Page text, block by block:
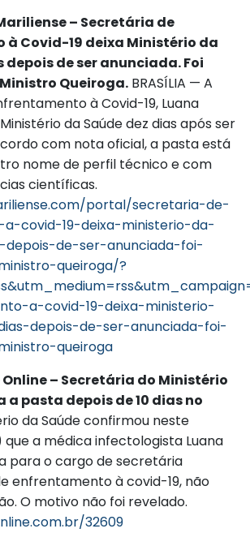
– Secretária de
à Covid-19 deixa Ministério da
depois de ser anunciada. Foi
Queiroga. BRASÍLIA — A
à Covid-19, Luana
da Saúde dez dias após ser
com nota oficial, a pasta está
nome de perfil técnico e com
científicas.
portal/secretaria-de-
covid-19-deixa-ministerio-da-
depois-de-ser-anunciada-foi-
queiroga/?
a-covid-19-deixa-ministerio-
depois-de-ser-anunciada-foi-
queiroga
Online – Secretária do Ministério
a pasta depois de 10 dias no
da Saúde confirmou neste
que a médica infectologista Luana
para o cargo de secretária
enfrentamento à covid-19, não
O motivo não foi revelado.
32609